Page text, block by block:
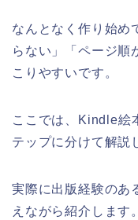
なんとなく作り始め
らない」「ページ順
こりやすいです。
ここでは、Kindle絵
テップに分けて解説
実際に出版経験のあ
えながら紹介します。